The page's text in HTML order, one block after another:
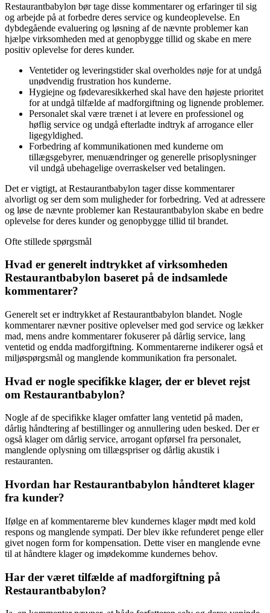
Restaurantbabylon bør tage disse kommentarer og erfaringer til sig
og arbejde på at forbedre deres service og kundeoplevelse. En
dybdegående evaluering og løsning af de nævnte problemer kan
hjælpe virksomheden med at genopbygge tillid og skabe en mere
positiv oplevelse for deres kunder.
Ventetider og leveringstider skal overholdes nøje for at undgå
unødvendig frustration hos kunderne.
Hygiejne og fødevaresikkerhed skal have den højeste prioritet
for at undgå tilfælde af madforgiftning og lignende problemer.
Personalet skal være trænet i at levere en professionel og
høflig service og undgå efterladte indtryk af arrogance eller
ligegyldighed.
Forbedring af kommunikationen med kunderne om
tillægsgebyrer, menuændringer og generelle prisoplysninger
vil undgå ubehagelige overraskelser ved betalingen.
Det er vigtigt, at Restaurantbabylon tager disse kommentarer
alvorligt og ser dem som muligheder for forbedring. Ved at adressere
og løse de nævnte problemer kan Restaurantbabylon skabe en bedre
oplevelse for deres kunder og genopbygge tillid til brandet.
Ofte stillede spørgsmål
Hvad er generelt indtrykket af virksomheden
Restaurantbabylon baseret på de indsamlede
kommentarer?
Generelt set er indtrykket af Restaurantbabylon blandet. Nogle
kommentarer nævner positive oplevelser med god service og lækker
mad, mens andre kommentarer fokuserer på dårlig service, lang
ventetid og endda madforgiftning. Kommentarerne indikerer også et
miljøspørgsmål og manglende kommunikation fra personalet.
Hvad er nogle specifikke klager, der er blevet rejst
om Restaurantbabylon?
Nogle af de specifikke klager omfatter lang ventetid på maden,
dårlig håndtering af bestillinger og annullering uden besked. Der er
også klager om dårlig service, arrogant opførsel fra personalet,
manglende oplysning om tillægspriser og dårlig akustik i
restauranten.
Hvordan har Restaurantbabylon håndteret klager
fra kunder?
Ifølge en af kommentarerne blev kundernes klager mødt med kold
respons og manglende sympati. Der blev ikke refunderet penge eller
givet nogen form for kompensation. Dette viser en manglende evne
til at håndtere klager og imødekomme kundernes behov.
Har der været tilfælde af madforgiftning på
Restaurantbabylon?